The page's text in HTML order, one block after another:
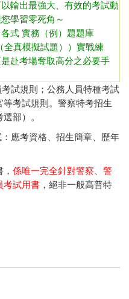
輸出最強大、有效的考試動
學習零死角～
式 實務（例）題題庫
全真模擬試題））實戰練
赴考場奪取高分之必要手
試規則 ； 公務人員特種考試
考試規則 。 警察特考招生
部）
。
應考資格、招生簡章、歷年
係唯一完全針對警察、警
考試用書 ，絕非一般高普特